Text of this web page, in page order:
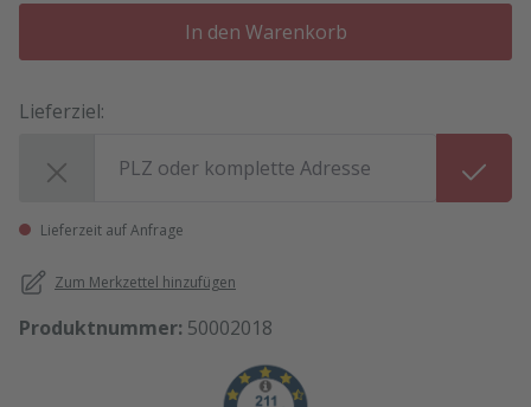
In den Warenkorb
Lieferziel:
Lieferzeit auf Anfrage
Zum Merkzettel hinzufügen
Produktnummer: 50002018